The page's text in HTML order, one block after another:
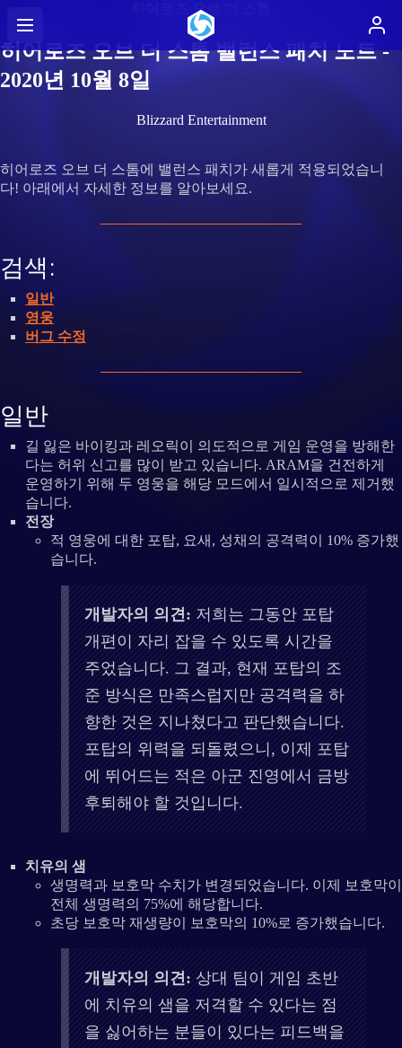
히어로즈 오브 더 스톰
히어로즈 오브 더 스톰 밸런스 패치 노트 -
2020년 10월 8일
Blizzard Entertainment
히어로즈 오브 더 스톰에 밸런스 패치가 새롭게 적용되었습니
다! 아래에서 자세한 정보를 알아보세요.
검색:
일반
영웅
버그 수정
일반
길 잃은 바이킹과 레오릭이 의도적으로 게임 운영을 방해한
다는 허위 신고를 많이 받고 있습니다. ARAM을 건전하게
운영하기 위해 두 영웅을 해당 모드에서 일시적으로 제거했
습니다.
전장
적 영웅에 대한 포탑, 요새, 성채의 공격력이 10% 증가했
습니다.
개발자의 의견: 저희는 그동안 포탑
개편이 자리 잡을 수 있도록 시간을
주었습니다. 그 결과, 현재 포탑의 조
준 방식은 만족스럽지만 공격력을 하
향한 것은 지나쳤다고 판단했습니다.
포탑의 위력을 되돌렸으니, 이제 포탑
에 뛰어드는 적은 아군 진영에서 금방
후퇴해야 할 것입니다.
치유의 샘
생명력과 보호막 수치가 변경되었습니다. 이제 보호막이
전체 생명력의 75%에 해당합니다.
초당 보호막 재생량이 보호막의 10%로 증가했습니다.
개발자의 의견: 상대 팀이 게임 초반
에 치유의 샘을 저격할 수 있다는 점
을 싫어하는 분들이 있다는 피드백을